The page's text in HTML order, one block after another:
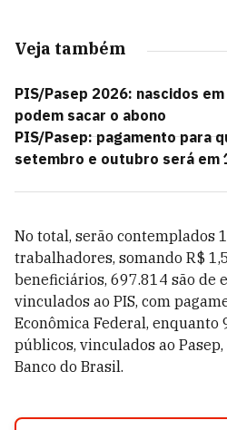
Veja também
PIS/Pasep 2026: nascidos
podem sacar o abono
PIS/Pasep: pagamento para
setembro e outubro será em
No total, serão contemplados
trabalhadores, somando R$
beneficiários, 697.814 são de
vinculados ao PIS, com
Econômica Federal, enquanto
públicos, vinculados ao
Banco do Brasil.